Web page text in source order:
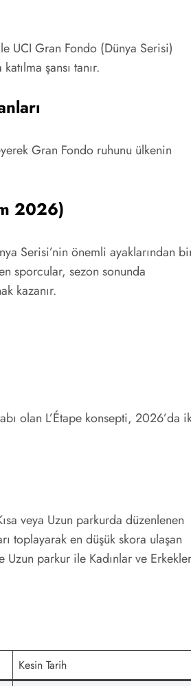
UCI Gran Fondo (Dünya Serisi)
şansı tanır.
Gran Fondo ruhunu ülkenin
2026)
Serisi’nin önemli ayaklarından
sporcular, sezon sonunda
kazanır.
olan L’Étape konsepti, 2026’da
veya Uzun parkurda düzenlenen
toplayarak en düşük skora ulaşan
parkur ile Kadınlar ve Erkekler
Kesin Tarih